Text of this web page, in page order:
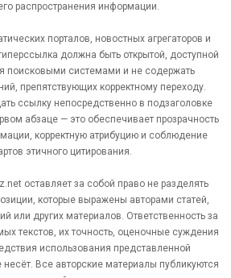
распространения информации.
порталов, новостных агрегаторов и
должна быть открытой, доступной
поисковыми системами и не содержать
препятствующих корректному переходу.
ссылку непосредственно в подзаголовке
абзаце — это обеспечивает прозрачность
корректную атрибуцию и соблюдение
этичного цитирования.
оставляет за собой право не разделять
которые выражены авторами статей,
или других материалов. Ответственность за
текстов, их точность, оценочные суждения
использования представленной
Все авторские материалы публикуются